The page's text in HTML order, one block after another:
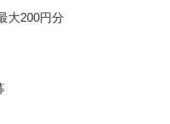
大200円分